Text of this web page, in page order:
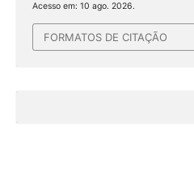
Acesso em: 10 ago. 2026.
FORMATOS DE CITAÇÃO